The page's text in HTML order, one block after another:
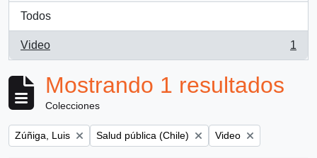
Todos
Video
, 1 resultados
1
Mostrando 1 resultados
Colecciones
Remove filter:
Zúñiga, Luis Remove filter:
Salud pública (Chile) Remove filter:
Video